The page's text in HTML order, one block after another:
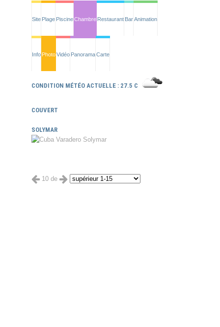
Site Plage PiscineChambre Restaurant BarAnimation
Info PhotoVidéo PanoramaCarte
CONDITION MÉTÉO ACTUELLE : 27.5 C
COUVERT
SOLYMAR
10 de